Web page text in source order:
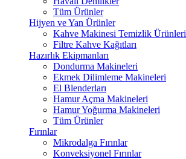
Tüm Ürünler
Hijyen ve Yan Ürünler
Kahve Makinesi Temizlik Ürünleri
Filtre Kahve Kağıtları
Hazırlık Ekipmanları
Dondurma Makineleri
Ekmek Dilimleme Makineleri
El Blenderları
Hamur Açma Makineleri
Hamur Yoğurma Makineleri
Tüm Ürünler
Fırınlar
Mikrodalga Fırınlar
Konveksiyonel Fırınlar